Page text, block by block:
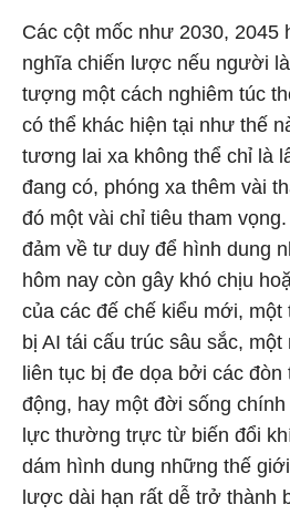
Các cột mốc như 2030, 2045
nghĩa chiến lược nếu người
tượng một cách nghiêm túc
có thể khác hiện tại như thế
tương lai xa không thể chỉ là
đang có, phóng xa thêm vài
đó một vài chỉ tiêu tham
đảm về tư duy để hình dung
hôm nay còn gây khó chịu
của các đế chế kiểu mới,
bị AI tái cấu trúc sâu sắc,
liên tục bị đe dọa bởi các
động, hay một đời sống
lực thường trực từ biến đổi
dám hình dung những thế
lược dài hạn rất dễ trở thành